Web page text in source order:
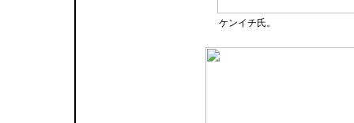
ケンイチ氏。